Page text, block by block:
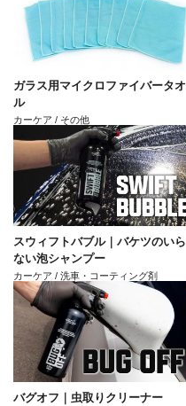
ガラス用マイクロファイバータオ
ル
カーケア / その他
スウィフトバブル｜バケツのいら
ない泡シャンプー
カーケア / 洗車・コーティング剤
バグオフ｜虫取りクリーナー